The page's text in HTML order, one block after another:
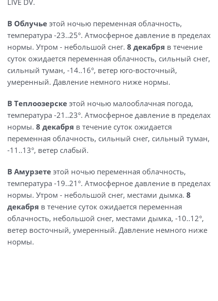
В Облучье этой ночью переменная облачность,
температура -23..25°. Атмосферное давление в пределах
нормы. Утром - небольшой снег. 8 декабря в течение
суток ожидается переменная облачность, сильный снег,
сильный туман, -14..16°, ветер юго-восточный,
умеренный. Давление немного ниже нормы.
В Теплоозерске этой ночью малооблачная погода,
температура -21..23°. Атмосферное давление в пределах
нормы. 8 декабря в течение суток ожидается
переменная облачность, сильный снег, сильный туман,
-11..13°, ветер слабый.
В Амурзете этой ночью переменная облачность,
температура -19..21°. Атмосферное давление в пределах
нормы. Утром - небольшой снег, местами дымка. 8
декабря в течение суток ожидается переменная
облачность, небольшой снег, местами дымка, -10..12°,
ветер восточный, умеренный. Давление немного ниже
нормы.